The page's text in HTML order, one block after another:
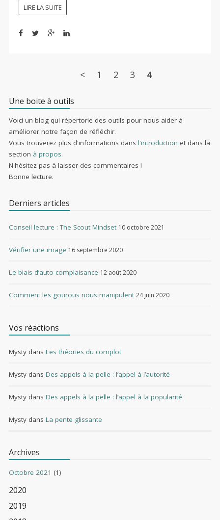
LIRE LA SUITE
< 1 2 3 4
Une boite à outils
Voici un blog qui répertorie des outils pour nous aider à
améliorer notre façon de réfléchir.
Vous trouverez plus d'informations dans l'introduction et dans la
section à propos.
N'hésitez pas à laisser des commentaires !
Bonne lecture.
Derniers articles
Conseil lecture : The Scout Mindset 10 octobre 2021
Vérifier une image 16 septembre 2020
Le biais d’auto-complaisance 12 août 2020
Comment les gourous nous manipulent 24 juin 2020
Vos réactions
Mysty dans Les théories du complot
Mysty dans Des appels à la pelle : l’appel à l’autorité
Mysty dans Des appels à la pelle : l’appel à la popularité
Mysty dans La pente glissante
Archives
Octobre 2021 (1)
2020
2019